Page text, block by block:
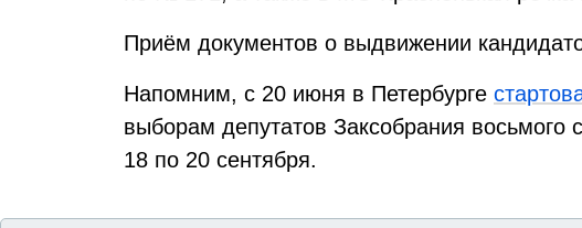
Приём документов о выдвижении
Напомним, с 20 июня в Петербурге
выборам депутатов Заксобрания восьмого
18 по 20 сентября.